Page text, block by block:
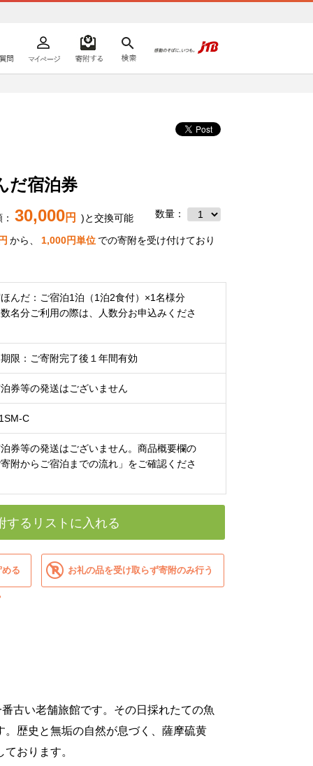
だ宿泊券
30,000円 )と交換可能 数量：
から、 1,000円単位 での寄附を受け付けており
んだ：ご宿泊1泊（1泊2食付）×1名様分
名分ご利用の際は、人数分お申込みくださ
限：ご寄附完了後１年間有効
券等の発送はございません
C
券等の発送はございません。商品概要欄の
附からご宿泊までの流れ」をご確認くださ
するリストに入れる
る お礼の品を受け取らず寄附のみ行う
古い老舗旅館です。その日採れたての魚
歴史と無垢の自然が息づく、薩摩硫黄
おります。